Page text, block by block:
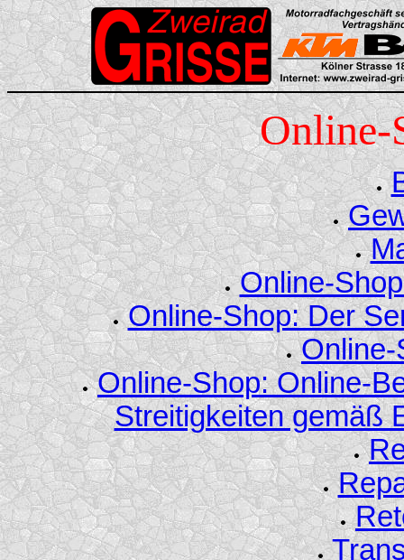
Online-
Online-
Online-Shop: Der
Online-
Online-Shop: Online-
Streitigkeiten gemäß